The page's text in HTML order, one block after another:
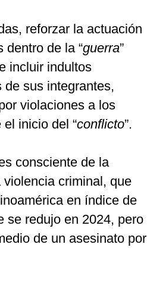
reforzar la actuación
dentro de la “guerra”
incluir indultos
sus integrantes,
violaciones a los
inicio del “conflicto”.
consciente de la
criminal, que
en índice de
se redujo en 2024, pero
de un asesinato por